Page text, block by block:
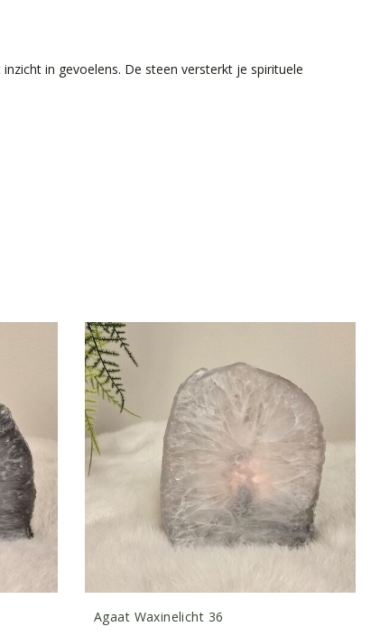
in gevoelens. De steen versterkt je spirituele
Agaat Waxinelicht 36